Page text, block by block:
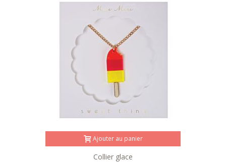
Ajouter au panier
Collier glace